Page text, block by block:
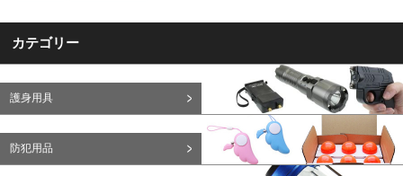
カテゴリー
護身用具
防犯用品